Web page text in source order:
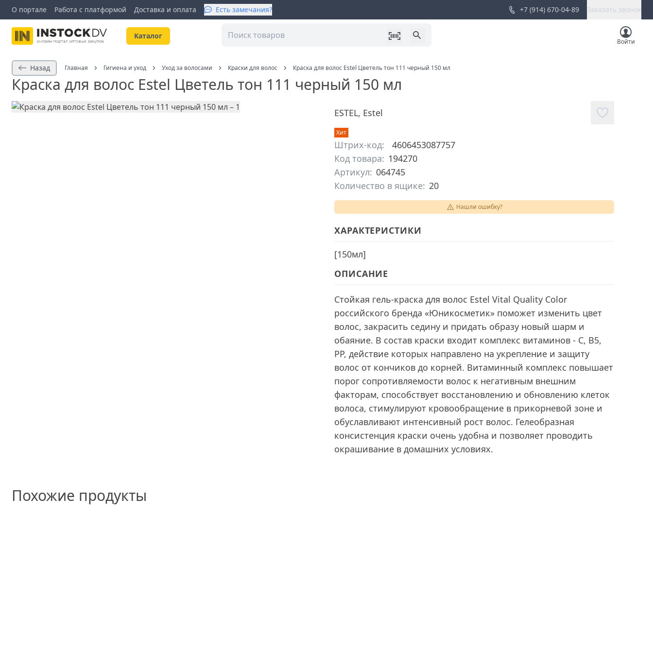
О портале Работа с платформой Доставка и оплата Есть замечания? +7 (914) 670-04-89 Заказать звонок
Kаталог
Войти
Назад Главная Гигиена и уход Уход за волосами Краски для волос Краска для волос Estel Цветель тон 111 черный 150 мл
Краска для волос Estel Цветель тон 111 черный 150 мл
ESTEL, Estel
Хит
Штрих-код:
4606453087757
Код товара: 194270
Артикул: 064745
Количество в ящике: 20
Нашли ошибку?
ХАРАКТЕРИСТИКИ
[150мл]
ОПИСАНИЕ
Стойкая гель-краска для волос Estel Vital Quality Color
российского бренда «Юникосметик» поможет изменить цвет
волос, закрасить седину и придать образу новый шарм и
обаяние. В состав краски входит комплекс витаминов - С, В5,
РР, действие которых направлено на укрепление и защиту
волос от кончиков до корней. Витаминный комплекс повышает
порог сопротивляемости волос к негативным внешним
факторам, способствует восстановлению и обновлению клеток
волоса, стимулируют кровообращение в прикорневой зоне и
обуславливают интенсивный рост волос. Гелеобразная
консистенция краски очень удобна и позволяет проводить
окрашивание в домашних условиях.
Похожие продукты